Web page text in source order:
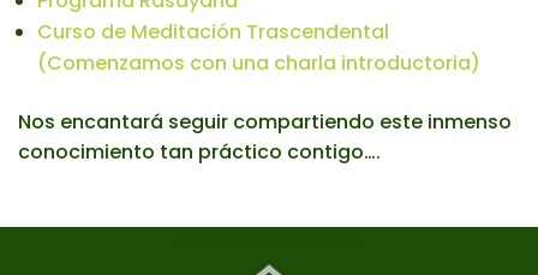
Curso de Meditación Trascendental
(Comenzamos con una charla introductoria)
Nos encantará seguir compartiendo este inmenso
conocimiento tan práctico contigo….